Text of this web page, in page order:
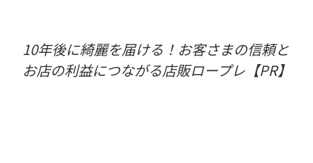
10年後に綺麗を届ける！お客さまの信頼と
お店の利益につながる店販ロープレ【PR】